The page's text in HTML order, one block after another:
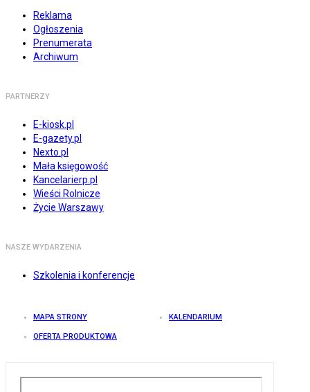
Reklama
Ogłoszenia
Prenumerata
Archiwum
PARTNERZY
E-kiosk.pl
E-gazety.pl
Nexto.pl
Mała księgowość
Kancelarierp.pl
Wieści Rolnicze
Życie Warszawy
NASZE WYDARZENIA
Szkolenia i konferencje
MAPA STRONY KALENDARIUM
OFERTA PRODUKTOWA